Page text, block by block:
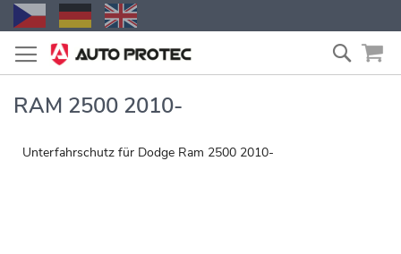
Zum
Inhalt
springen
Suche
RAM 2500 2010-
Unterfahrschutz für Dodge Ram 2500 2010-